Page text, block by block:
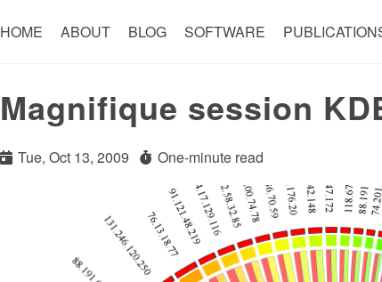
HOME ABOUT BLOG SOFTWARE
Magnifique session
Tue, Oct 13, 2009 One-minute read